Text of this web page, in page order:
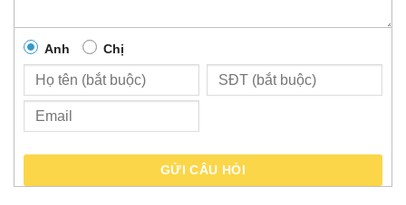
Anh Chị
GỬI CÂU HỎI